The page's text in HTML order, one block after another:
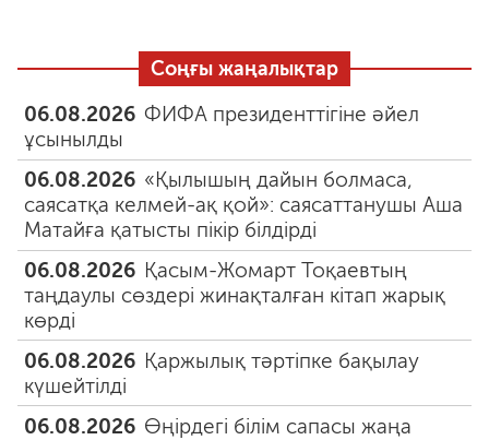
Соңғы жаңалықтар
06.08.2026 ФИФА президенттігіне әйел
ұсынылды
06.08.2026 «Қылышың дайын болмаса,
саясатқа келмей-ақ қой»: саясаттанушы Аша
Матайға қатысты пікір білдірді
06.08.2026 Қасым-Жомарт Тоқаевтың
таңдаулы сөздері жинақталған кітап жарық
көрді
06.08.2026 Қаржылық тәртіпке бақылау
күшейтілді
06.08.2026 Өңірдегі білім сапасы жаңа